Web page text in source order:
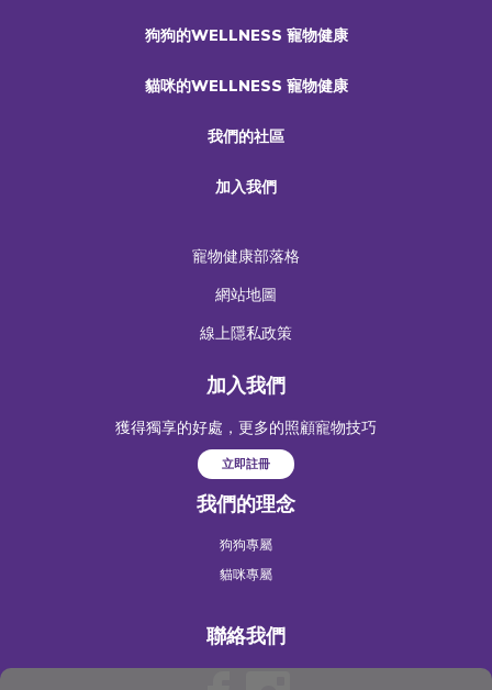
狗狗的WELLNESS 寵物健康
貓咪的WELLNESS 寵物健康
我們的社區
加入我們
寵物健康部落格
網站地圖
線上隱私政策
加入我們
獲得獨享的好處，更多的照顧寵物技巧
立即註冊
我們的理念
狗狗專屬
貓咪專屬
聯絡我們